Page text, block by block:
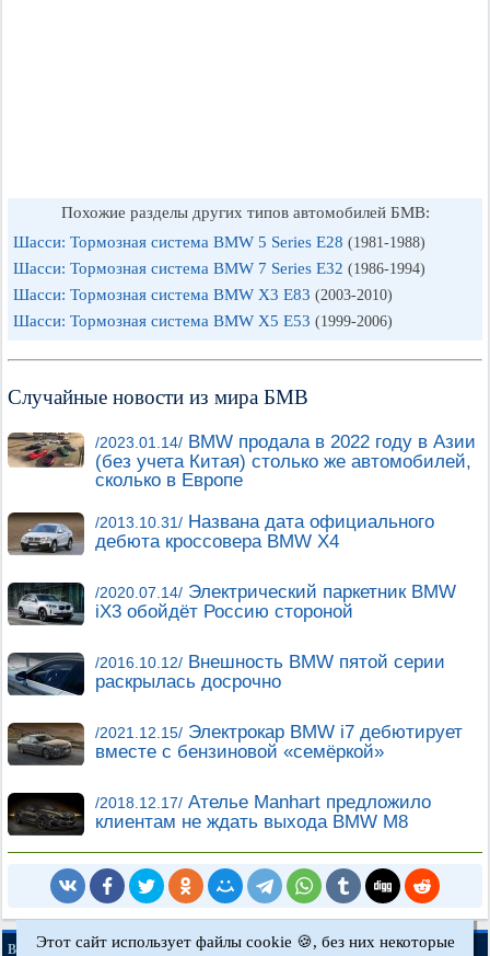
Похожие разделы других типов автомобилей БМВ:
Шасси: Тормозная система BMW 5 Series E28 (1981-1988)
Шасси: Тормозная система BMW 7 Series E32 (1986-1994)
Шасси: Тормозная система BMW X3 E83 (2003-2010)
Шасси: Тормозная система BMW X5 E53 (1999-2006)
Случайные новости из мира БМВ
/2023.01.14/ BMW продала в 2022 году в Азии
(без учета Китая) столько же автомобилей,
сколько в Европе
/2013.10.31/ Названа дата официального
дебюта кроссовера BMW X4
/2020.07.14/ Электрический паркетник BMW
iX3 обойдёт Россию стороной
/2016.10.12/ Внешность BMW пятой серии
раскрылась досрочно
/2021.12.15/ Электрокар BMW i7 дебютирует
вместе с бензиновой «семёркой»
/2018.12.17/ Ателье Manhart предложило
клиентам не ждать выхода BMW M8
BMWman.ru © 2017-2026·Полная версия·Новости и статьи ·Карта сайта
Этот сайт использует файлы cookie 🍪, без них некоторые